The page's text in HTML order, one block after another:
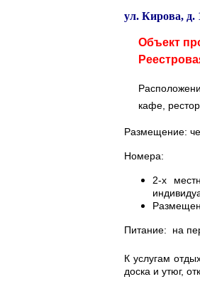
ул. Кирова, д.
Объект
кафе,
Размещение:
Номера:
2-х
Питание: на
К услугам
доска и утюг,